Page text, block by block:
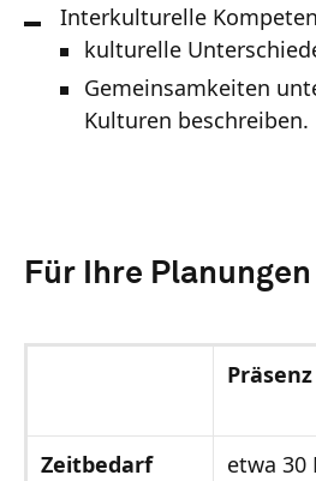
Interkulturelle
kulturelle
Gemeinsamkeiten
Kulturen beschreiben.
Für Ihre Planungen
Zeitbedarf
etwa 30